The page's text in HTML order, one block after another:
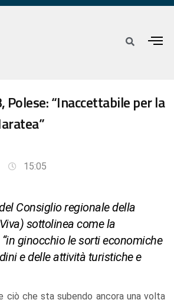
Polese: “Inaccettabile per la
15:05
Consiglio regionale della
sottolinea come la
ginocchio le sorti economiche
e delle attività turistiche e
ciò che sta subendo ancora una volta